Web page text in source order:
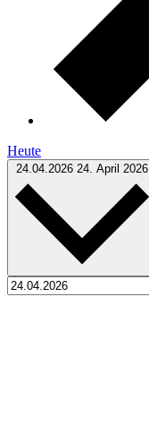
Heute
24.04.2026 24. April 2026